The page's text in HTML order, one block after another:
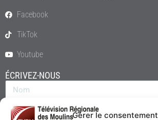
Gérer le consentement
Facebook
TikTok
Youtube
ÉCRIVEZ-NOUS